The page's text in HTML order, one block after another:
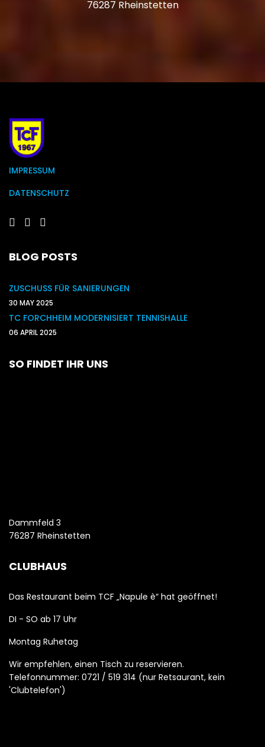
76287 Rheinstetten
IMPRESSUM
DATENSCHUTZ
BLOG POSTS
ZUSCHUSS FÜR SANIERUNGEN
30 MAY 2025
TC FORCHHEIM MODERNISIERT TENNISHALLE
06 APRIL 2025
SO FINDET IHR UNS
Dammfeld 3
76287 Rheinstetten
CLUBHAUS
Das Restaurant beim TCF „Napule è“ hat geöffnet!
DI - SO ab 17 Uhr
Montag Ruhetag
Wir empfehlen, einen Tisch zu reservieren.
Telefonnummer: 0721 / 519 314 (nur Retsaurant, kein
'Clubtelefon')